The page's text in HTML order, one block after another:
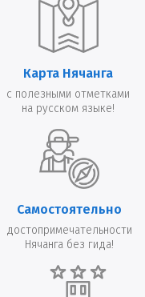
Карта Нячанга
с полезными отметками
на русском языке!
Самостоятельно
достопримечательности
Нячанга без гида!